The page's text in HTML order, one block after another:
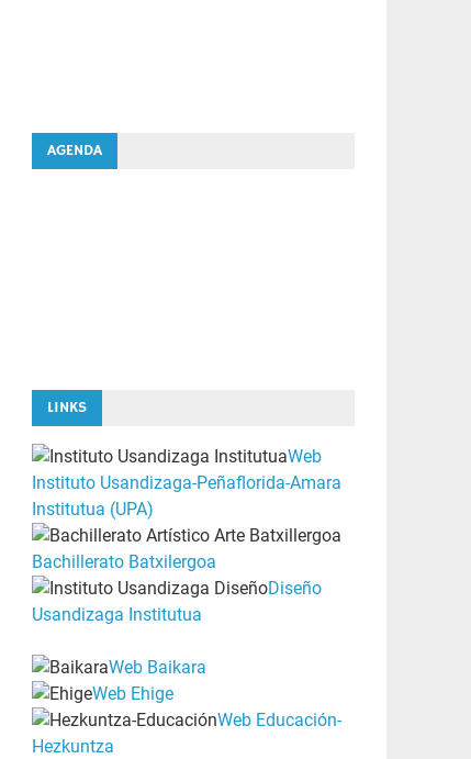
AGENDA
LINKS
Web
Instituto Usandizaga-Peñaflorida-Amara
Institutua (UPA)
Bachillerato Batxilergoa
Diseño
Usandizaga Institutua
Web Baikara
Web Ehige
Web Educación-
Hezkuntza